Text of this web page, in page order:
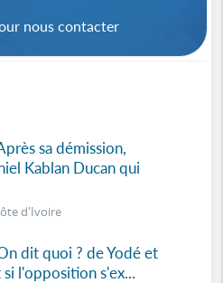
nous contacter
sa démission,
Kablan Ducan qui
d'Ivoire
dit quoi ? de Yodé et
l'opposition s'ex...